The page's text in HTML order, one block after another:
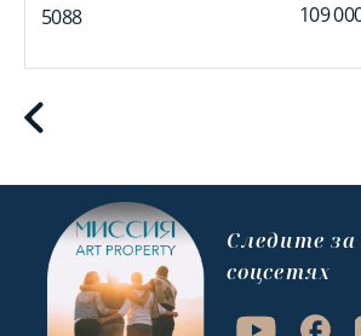
5088 109
Cледите
соцсетях